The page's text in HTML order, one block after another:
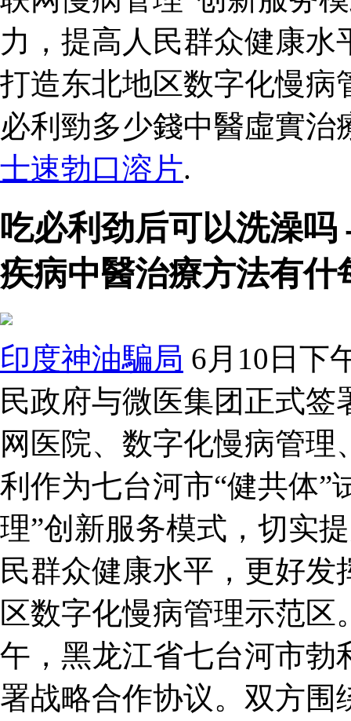
力，提高人民群众健康
打造东北地区数字化慢
必利勁多少錢中醫虛實
士速勃口溶片.
吃必利劲后可以洗澡
疾病中醫治療方法有什
印度神油騙局 6月10日下
民政府与微医集团正式
网医院、数字化慢病管
利作为七台河市“健共体”
理”创新服务模式，切实
民群众健康水平，更好
区数字化慢病管理示范区
午，黑龙江省七台河市勃
署战略合作协议。双方围